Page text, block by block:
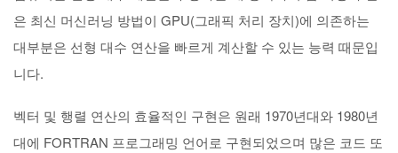
은 최신 머신러닝 방법이 GPU(그래픽 처리 장치)에 의존하는
대부분은 선형 대수 연산을 빠르게 계산할 수 있는 능력 때문입
니다.
벡터 및 행렬 연산의 효율적인 구현은 원래 1970년대와 1980년
대에 FORTRAN 프로그래밍 언어로 구현되었으며 많은 코드 또